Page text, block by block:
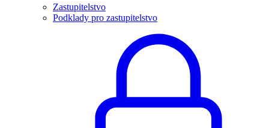
Zastupitelstvo
Podklady pro zastupitelstvo